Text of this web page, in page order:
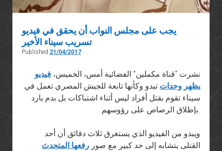
يجب على مجلس النواب أن يحقق في فيديو
تسريب سيناء الأخير
Published 21/04/2017
نشرت “قناة مكملين” الفضائية أمس، الخميس، فيديو
يظهر وحدات تبدو وكأنها تابعة للجيش المصري تعمل في
سيناء تقوم بقتل أفراد ليس أثناء اشتباكات بل بدم بارد
بإطلاق الرصاص على رؤوسهم.
القتلى يتشابه إلى حد كبير مع صور رفعها المتحدث